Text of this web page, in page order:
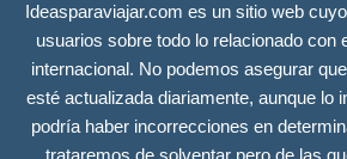
Ideasparaviajar.com es un sitio web
usuarios sobre todo lo relacionado con
internacional. No podemos asegurar
esté actualizada diariamente, aunque lo
podría haber incorrecciones en
trataremos de solventar pero de las